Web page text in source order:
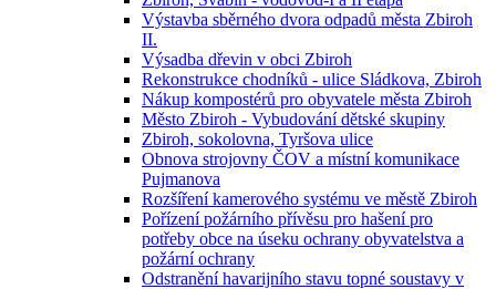
Výstavba sběrného dvora odpadů města Zbiroh
II.
Výsadba dřevin v obci Zbiroh
Rekonstrukce chodníků - ulice Sládkova, Zbiroh
Nákup kompostérů pro obyvatele města Zbiroh
Město Zbiroh - Vybudování dětské skupiny
Zbiroh, sokolovna, Tyršova ulice
Obnova strojovny ČOV a místní komunikace
Pujmanova
Rozšíření kamerového systému ve městě Zbiroh
Pořízení požárního přívěsu pro hašení pro
potřeby obce na úseku ochrany obyvatelstva a
požární ochrany
Odstranění havarijního stavu topné soustavy v